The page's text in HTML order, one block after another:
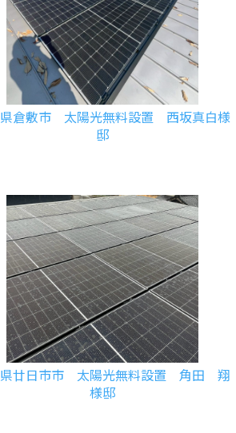
倉敷市 太陽光無料設置 西坂真白様
邸
廿日市市 太陽光無料設置 角田 翔
様邸